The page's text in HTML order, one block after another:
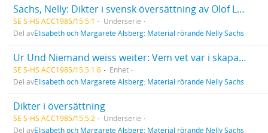
Sachs, Nelly: Dikter i svensk översättning av Olof Lagercrantz
SE S-HS ACC1985/15:5:1
Underserie
Del avElisabeth och Margarete Alsberg: Material rörande Nelly Sachs
Ur Und Niemand weiss weiter: Vem vet var i skaparens härlighetsordning. / Wer weiss, wo die Sterne stehn.
SE S-HS ACC1985/15:5:1:6
Enhet
Del avElisabeth och Margarete Alsberg: Material rörande Nelly Sachs
Dikter i översättning
SE S-HS ACC1985/15:5:2
Underserie
Del avElisabeth och Margarete Alsberg: Material rörande Nelly Sachs